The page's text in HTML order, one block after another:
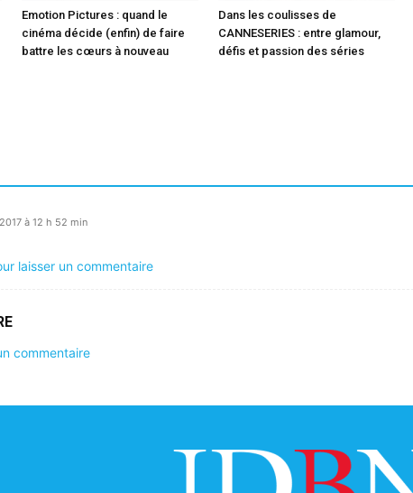
Emotion Pictures : quand le
cinéma décide (enfin) de faire
battre les cœurs à nouveau
Dans les coulisses de
CANNESERIES : entre glamour,
défis et passion des séries
à 12 h 52 min
laisser un commentaire
commentaire